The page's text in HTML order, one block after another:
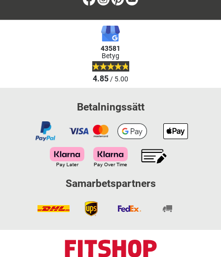
43581
Betyg
4.85/ 5.00
Betalningssätt
Samarbetspartners